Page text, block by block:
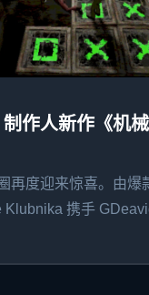
制作人新作《机械
再度迎来惊喜。由爆
Klubnika 携手